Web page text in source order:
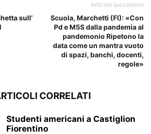
sull’
Articolo successivo
Scuola, Marchetti (FI): «Con
Pd e M5S dalla pandemia al
pandemonio Ripetono la
data come un mantra vuoto
di spazi, banchi, docenti,
regole»
CORRELATI
Studenti americani a Castiglion
Fiorentino